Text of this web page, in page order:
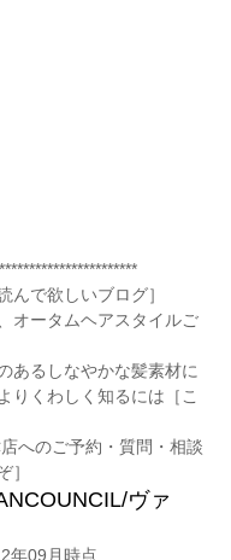
んで欲しいブログ］
オータムヘアスタイルご
あるしなやかな髪素材に
りくわしく知るには［こ
へのご予約・質問・相談
］
年09月時点